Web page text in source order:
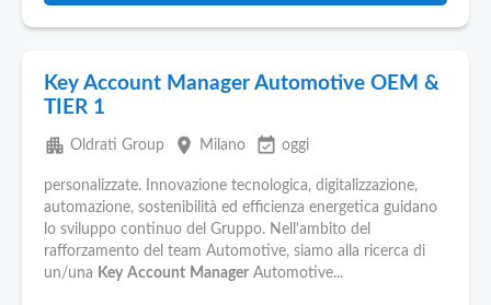
Key Account Manager Automotive OEM &
TIER 1
apartment Oldrati Group place Milano event_available oggi
personalizzate. Innovazione tecnologica, digitalizzazione,
automazione, sostenibilità ed efficienza energetica guidano
lo sviluppo continuo del Gruppo. Nell'ambito del
rafforzamento del team Automotive, siamo alla ricerca di
un/una Key Account Manager Automotive...